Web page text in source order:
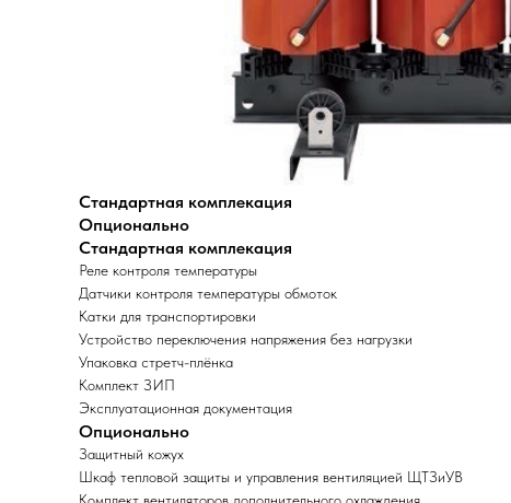
Стандартная комплекация
Опционально
Стандартная комплекация
Реле контроля температуры
Датчики контроля температуры обмоток
Катки для транспортировки
Устройство переключения напряжения без нагрузки
Упаковка стретч-плёнка
Комплект ЗИП
Эксплуатационная документация
Опционально
Защитный кожух
Шкаф тепловой защиты и управления вентиляцией ЩТЗиУВ